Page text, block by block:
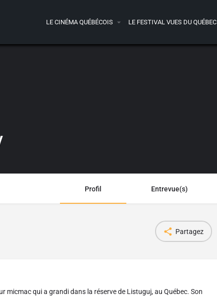
LE CINÉMA QUÉBÉCOIS LE FESTIVAL VUES DU QUÉBEC
Profil Entrevue(s)
Partagez
micmac qui a grandi dans la réserve de Listuguj, au Québec. Son